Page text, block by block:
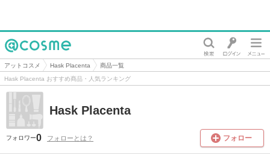
@cosme
アットコスメ Hask Placenta
商品一覧
Hask Placenta おすすめ商品・人気ランキング
Hask Placenta
フォロワー0 フォローとは？ フォロー